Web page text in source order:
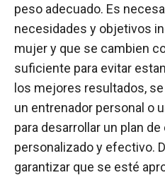
peso adecuado. Es
necesidades y objetivos
mujer y que se cambien
suficiente para evitar
los mejores resultados,
un entrenador personal o
para desarrollar un plan
personalizado y efectivo.
garantizar que se esté